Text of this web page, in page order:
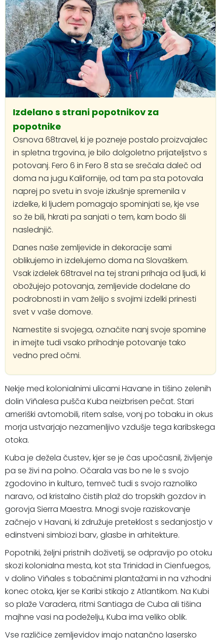
Izdelano s strani popotnikov za
popotnike
Osnova 68travel, ki je pozneje postalo proizvajalec
in spletna trgovina, je bilo dolgoletno prijateljstvo s
potovanj. Fero 6 in Fero 8 sta se srečala daleč od
doma na jugu Kalifornije, od tam pa sta potovala
naprej po svetu in svoje izkušnje spremenila v
izdelke, ki ljudem pomagajo spominjati se, kje vse
so že bili, hkrati pa sanjati o tem, kam bodo šli
naslednjič.
Danes naše zemljevide in dekoracije sami
oblikujemo in izdelujemo doma na Slovaškem.
Vsak izdelek 68travel na tej strani prihaja od ljudi, ki
obožujejo potovanja, zemljevide dodelane do
podrobnosti in vam želijo s svojimi izdelki prinesti
svet v vaše domove.
Namestite si svojega, označite nanj svoje spomine
in imejte tudi vsako prihodnje potovanje tako
vedno pred očmi.
Nekje med kolonialnimi ulicami Havane in tišino zelenih
dolin Viñalesa pušča Kuba neizbrisen pečat. Stari
ameriški avtomobili, ritem salse, vonj po tobaku in okus
morja ustvarjajo nezamenljivo vzdušje tega karibskega
otoka.
Kuba je dežela čustev, kjer se je čas upočasnil, življenje
pa se živi na polno. Očarala vas bo ne le s svojo
zgodovino in kulturo, temveč tudi s svojo raznoliko
naravo, od kristalno čistih plaž do tropskih gozdov in
gorovja Sierra Maestra. Mnogi svoje raziskovanje
začnejo v Havani, ki združuje preteklost s sedanjostjo v
edinstveni simbiozi barv, glasbe in arhitekture.
Popotniki, željni pristnih doživetij, se odpravijo po otoku
skozi kolonialna mesta, kot sta Trinidad in Cienfuegos,
v dolino Viñales s tobačnimi plantažami in na vzhodni
konec otoka, kjer se Karibi stikajo z Atlantikom. Na Kubi
so plaže Varadera, ritmi Santiaga de Cuba ali tišina
majhne vasi na podeželju, Kuba ima veliko oblik.
Vse različice zemljevidov imajo natančno lasersko